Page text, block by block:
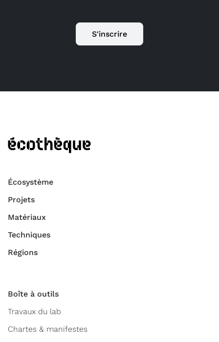
S'inscrire
Écosystème
Projets
Matériaux
Techniques
Régions
Boîte à outils
Travaux du lab
Chartes & manifestes